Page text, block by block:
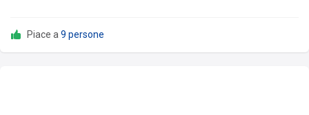
Piace a 9 persone